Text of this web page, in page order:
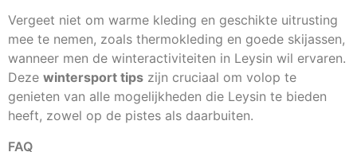
Vergeet niet om warme kleding en geschikte uitrusting
mee te nemen, zoals thermokleding en goede skijassen,
wanneer men de winteractiviteiten in Leysin wil ervaren.
Deze wintersport tips zijn cruciaal om volop te
genieten van alle mogelijkheden die Leysin te bieden
heeft, zowel op de pistes als daarbuiten.
FAQ